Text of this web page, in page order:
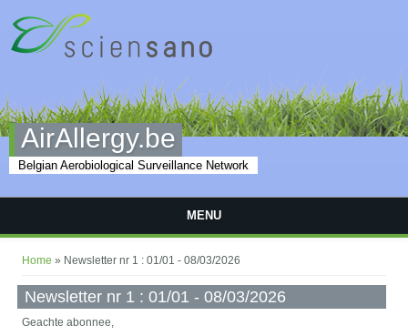
AirAllergy.be
Belgian Aerobiological Surveillance Network
MENU
You are here
Home » Newsletter nr 1 : 01/01 - 08/03/2026
Newsletter nr 1 : 01/01 - 08/03/2026
Geachte abonnee,